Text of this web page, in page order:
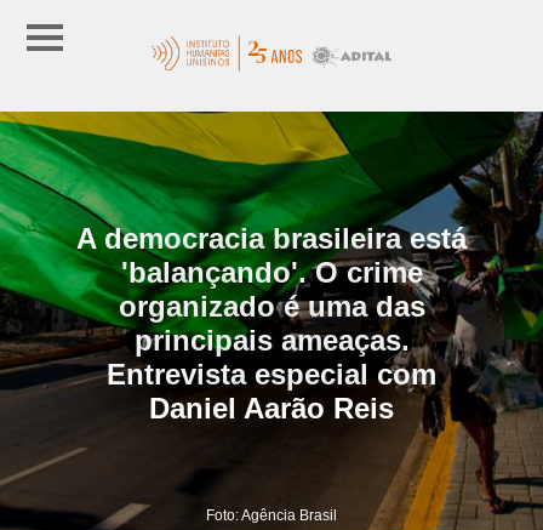
A democracia brasileira está
'balançando'. O crime
organizado é uma das
principais ameaças.
Entrevista especial com
Daniel Aarão Reis
Foto: Agência Brasil